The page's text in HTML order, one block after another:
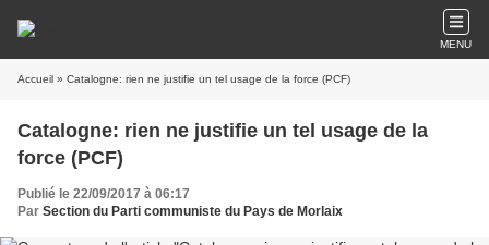
MENU
Accueil » Catalogne: rien ne justifie un tel usage de la force (PCF)
Catalogne: rien ne justifie un tel usage de la
force (PCF)
Publié le 22/09/2017 à 06:17
Par Section du Parti communiste du Pays de Morlaix